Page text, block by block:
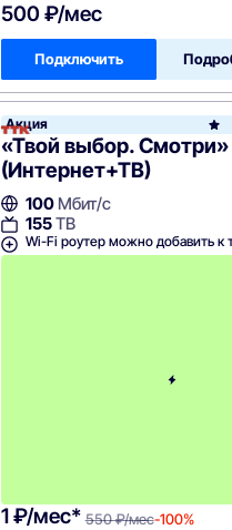
500 ₽/мес
Подключить
ТТК
Акция
«Твой выбор. Смотри»
(Интернет+ТВ)
100 Мбит/с
155ТВ
Wi-Fi роутер можно добавить к
1 ₽/мес* 550 ₽/мес-100%